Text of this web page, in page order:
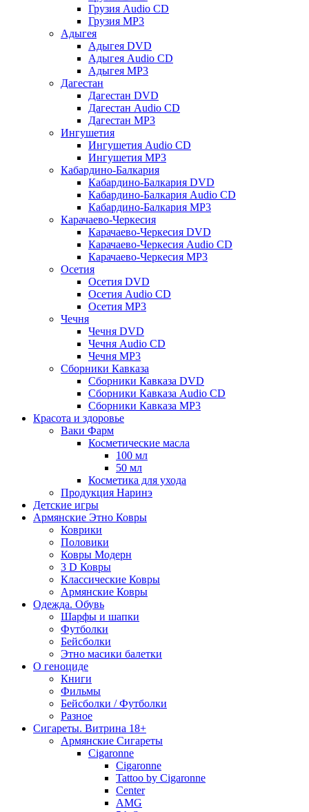
Грузия Audio CD
Грузия MP3
Адыгея
Адыгея DVD
Адыгея Audio CD
Адыгея MP3
Дагестан
Дагестан DVD
Дагестан Audio CD
Дагестан MP3
Ингушетия
Ингушетия Audio CD
Ингушетия MP3
Кабардино-Балкария
Кабардино-Балкария DVD
Кабардино-Балкария Audio CD
Кабардино-Балкария MP3
Карачаево-Черкесия
Карачаево-Черкесия DVD
Карачаево-Черкесия Audio CD
Карачаево-Черкесия MP3
Осетия
Осетия DVD
Осетия Audio CD
Осетия MP3
Чечня
Чечня DVD
Чечня Audio CD
Чечня MP3
Сборники Кавказа
Сборники Кавказа DVD
Сборники Кавказа Audio CD
Сборники Кавказа MP3
Красота и здоровье
Ваки Фарм
Косметические масла
100 мл
50 мл
Косметика для ухода
Продукция Наринэ
Детские игры
Армянские Этно Ковры
Коврики
Половики
Ковры Модерн
3 D Ковры
Классические Ковры
Армянские Ковры
Одежда. Обувь
Шарфы и шапки
Футболки
Бейсболки
Этно масики балетки
О геноциде
Книги
Фильмы
Бейсболки / Футболки
Разное
Сигареты. Витрина 18+
Армянские Сигареты
Cigaronne
Cigaronne
Tattoo by Cigaronne
Center
AMG